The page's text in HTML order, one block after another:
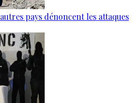
pays dénoncent les attaques